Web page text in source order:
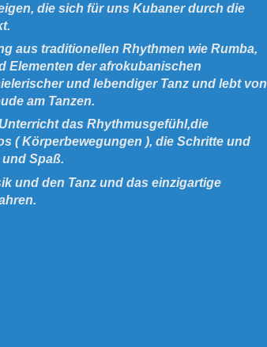
die sich für uns Kubaner durch die
aus traditionellen Rhythmen wie Rumba,
Elementen der afrokubanischen
und lebendiger Tanz und lebt von
am Tanzen.
das Rhythmusgefühl,die
( Körperbewegungen ), die Schritte und
Spaß.
und den Tanz und das einzigartige